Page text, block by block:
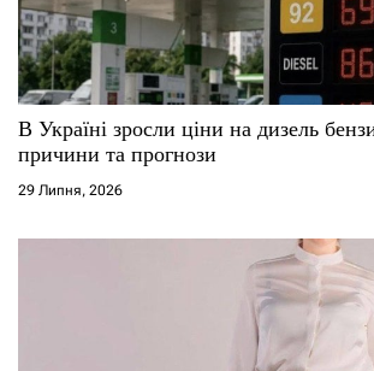
В Україні зросли ціни на дизель
причини та прогнози
29 Липня, 2026